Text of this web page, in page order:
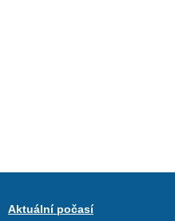
Aktuální počasí